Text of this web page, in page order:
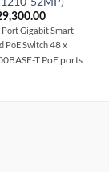
Gigabit Smart
PoE Switch48 x
T PoE ports